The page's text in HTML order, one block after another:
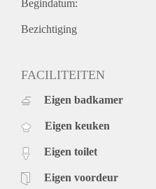
Begindatum:
Bezichtiging
FACILITEITEN
Eigen badkamer
Eigen keuken
Eigen toilet
Eigen voordeur